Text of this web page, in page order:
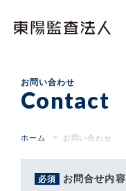
陽
お問い合わせ
Contact
ホーム お問い合わせ
必須 お問合せ内容